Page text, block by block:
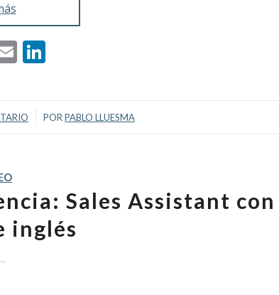
Email
PORPABLO LLUESMA
Sales Assistant con
inglés